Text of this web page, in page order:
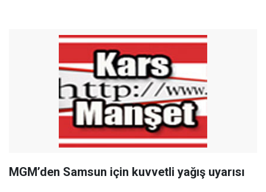
MGM’den Samsun için kuvvetli yağış uyarısı